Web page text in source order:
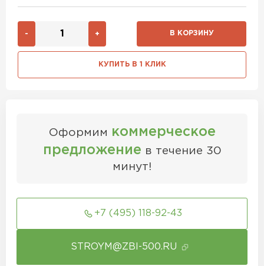
- + В КОРЗИНУ
КУПИТЬ В 1 КЛИК
Оформим коммерческое
предложение в течение 30
минут!
+7 (495) 118-92-43
STROYM@ZBI-500.RU